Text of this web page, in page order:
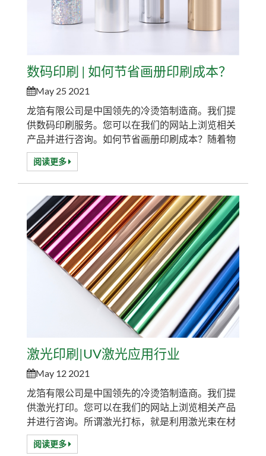
数码印刷 | 如何节省画册印刷成本？
May 25 2021
龙箔有限公司是中国领先的冷烫箔制造商。我们提
供数码印刷服务。您可以在我们的网站上浏览相关
产品并进行咨询。如何节省画册印刷成本？随着物
价的大幅上涨，画册印刷成本也随之上涨。那么，
如何才能节省画册印刷成本呢？首先要合理设计版
面。在设计文字稿时，文字字体的大小、行间疏
密、四周空白的宽度、标题的占行与空行等都与画
册的成本有关。在制版数量、纸张、装订等方面，
我们才有可能降低画册印刷成本。当然，也可以尽
量节省...
阅读更多
激光印刷|UV激光应用行业
May 12 2021
龙箔有限公司是中国领先的冷烫箔制造商。我们提
供激光打印。您可以在我们的网站上浏览相关产品
并进行咨询。所谓激光打标，就是利用激光束在材
料表面或透明材料内部刻上永久的标记。激光束对
物质能产生化学和物理作用！当材料瞬间吸收激光
阅读更多